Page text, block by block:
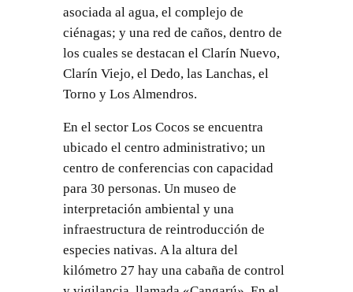
asociada al agua, el complejo de
ciénagas; y una red de caños, dentro de
los cuales se destacan el Clarín Nuevo,
Clarín Viejo, el Dedo, las Lanchas, el
Torno y Los Almendros.
En el sector Los Cocos se encuentra
ubicado el centro administrativo; un
centro de conferencias con capacidad
para 30 personas. Un museo de
interpretación ambiental y una
infraestructura de reintroducción de
especies nativas. A la altura del
kilómetro 27 hay una cabaña de control